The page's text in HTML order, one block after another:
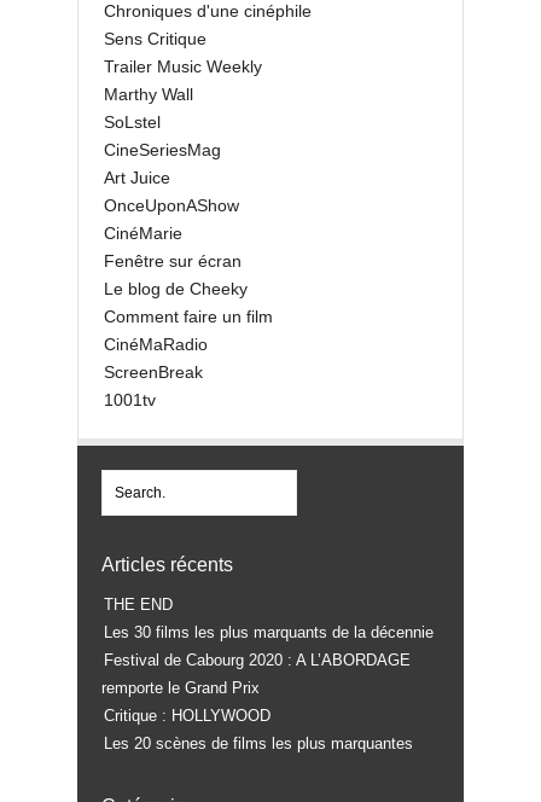
Chroniques d'une cinéphile
Sens Critique
Trailer Music Weekly
Marthy Wall
SoLstel
CineSeriesMag
Art Juice
OnceUponAShow
CinéMarie
Fenêtre sur écran
Le blog de Cheeky
Comment faire un film
CinéMaRadio
ScreenBreak
1001tv
Articles récents
THE END
Les 30 films les plus marquants de la décennie
Festival de Cabourg 2020 : A L’ABORDAGE
remporte le Grand Prix
Critique : HOLLYWOOD
Les 20 scènes de films les plus marquantes